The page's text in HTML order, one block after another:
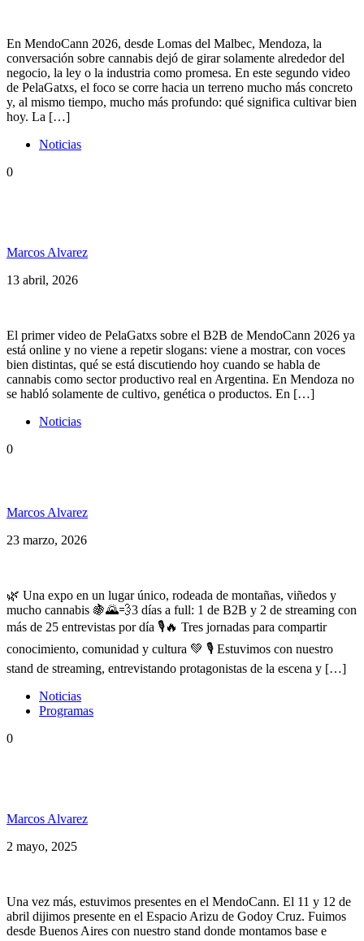
En MendoCann 2026, desde Lomas del Malbec, Mendoza, la
conversación sobre cannabis dejó de girar solamente alrededor del
negocio, la ley o la industria como promesa. En este segundo video
de PelaGatxs, el foco se corre hacia un terreno mucho más concreto
y, al mismo tiempo, mucho más profundo: qué significa cultivar bien
hoy. La […]
Noticias
0
Marcos Alvarez
13 abril, 2026
El primer video de PelaGatxs sobre el B2B de MendoCann 2026 ya
está online y no viene a repetir slogans: viene a mostrar, con voces
bien distintas, qué se está discutiendo hoy cuando se habla de
cannabis como sector productivo real en Argentina. En Mendoza no
se habló solamente de cultivo, genética o productos. En […]
Noticias
0
Marcos Alvarez
23 marzo, 2026
🌿 Una expo en un lugar único, rodeada de montañas, viñedos y
mucho cannabis 🍇🌄💨3 días a full: 1 de B2B y 2 de streaming con
más de 25 entrevistas por día 🎙️🔥 Tres jornadas para compartir
conocimiento, comunidad y cultura 💚 🎙️ Estuvimos con nuestro
stand de streaming, entrevistando protagonistas de la escena y […]
Noticias
Programas
0
Marcos Alvarez
2 mayo, 2025
Una vez más, estuvimos presentes en el MendoCann. El 11 y 12 de
abril dijimos presente en el Espacio Arizu de Godoy Cruz. Fuimos
desde Buenos Aires con nuestro stand donde montamos base e